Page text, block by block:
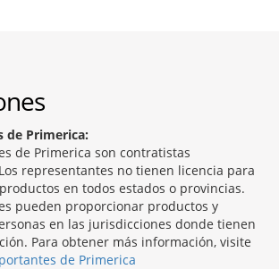
de Primerica:
de Primerica son contratistas
representantes no tienen licencia para
en todos estados o provincias.
pueden proporcionar productos y
en las jurisdicciones donde tienen
Para obtener más información, visite
de Primerica